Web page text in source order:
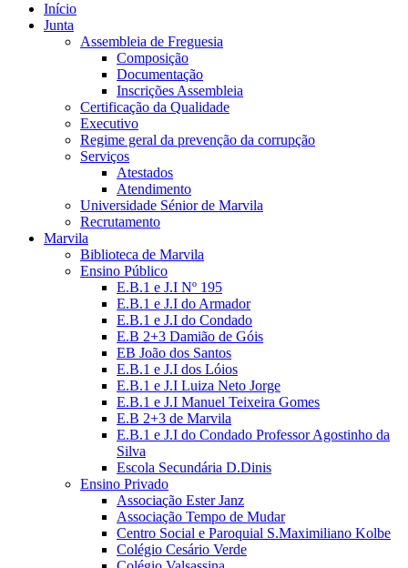
Início
Junta
Assembleia de Freguesia
Composição
Documentação
Inscrições Assembleia
Certificação da Qualidade
Executivo
Regime geral da prevenção da corrupção
Serviços
Atestados
Atendimento
Universidade Sénior de Marvila
Recrutamento
Marvila
Biblioteca de Marvila
Ensino Público
E.B.1 e J.I Nº 195
E.B.1 e J.I do Armador
E.B.1 e J.I do Condado
E.B 2+3 Damião de Góis
EB João dos Santos
E.B.1 e J.I dos Lóios
E.B.1 e J.I Luiza Neto Jorge
E.B.1 e J.I Manuel Teixeira Gomes
E.B 2+3 de Marvila
E.B.1 e J.I do Condado Professor Agostinho da
Silva
Escola Secundária D.Dinis
Ensino Privado
Associação Ester Janz
Associação Tempo de Mudar
Centro Social e Paroquial S.Maximiliano Kolbe
Colégio Cesário Verde